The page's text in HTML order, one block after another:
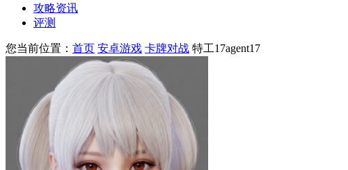
攻略资讯
评测
您当前位置： 首页 安卓游戏 卡牌对战 特工17agent17